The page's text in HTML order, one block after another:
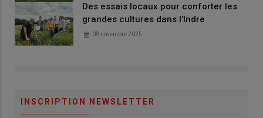
Des essais locaux pour conforter les
grandes cultures dans l’Indre
08 novembre 2025
INSCRIPTION NEWSLETTER